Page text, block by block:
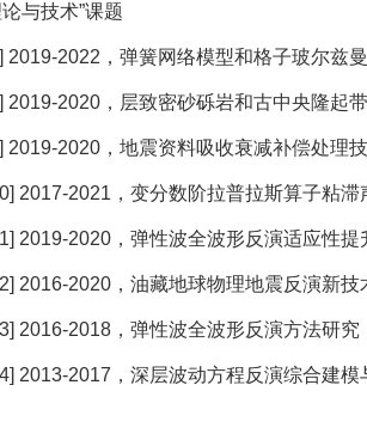
与技术”课题
2019-2022，弹簧网络模型和格子玻尔兹
2019-2020，层致密砂砾岩和古中央隆起
2019-2020，地震资料吸收衰减补偿处理
2017-2021 ，变分数阶拉普拉斯算子粘
2019-2020，弹性波全波形反演适应性
2016-2020 ，油藏地球物理地震反演新
2016-2018，弹性波全波形反演方法研究
2013-2017，深层波动方程反演综合建